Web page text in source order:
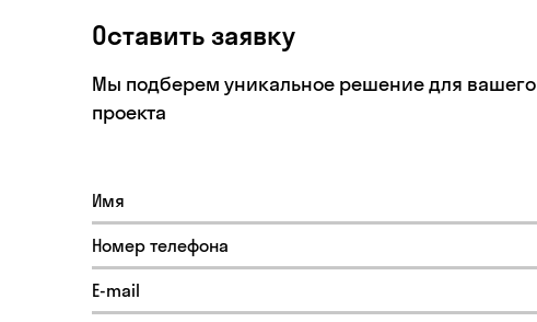
Оставить заявку
Мы подберем уникальное решение для вашего
проекта